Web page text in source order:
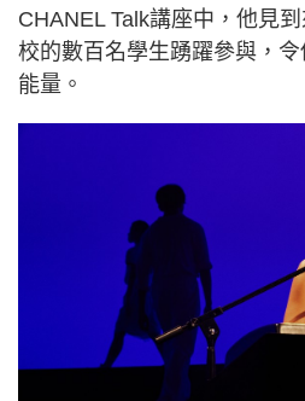
CHANEL Talk講座中，他見
校的數百名學生踴躍參與，
能量。